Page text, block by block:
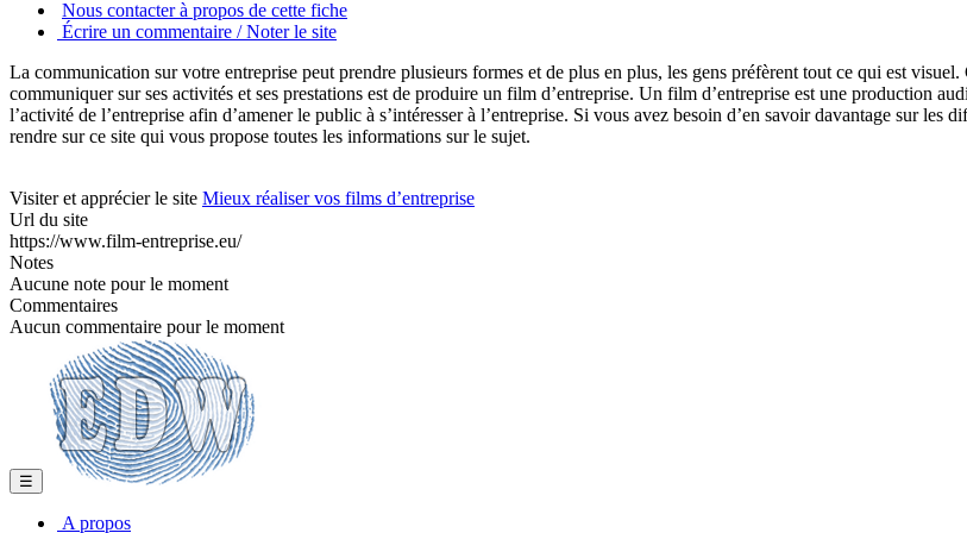
Nous contacter à propos de cette fiche
Écrire un commentaire / Noter le site
La communication sur votre entreprise peut prendre plusieurs formes et de plus en plus, les gens préfèrent tout ce qui est
communiquer sur ses activités et ses prestations est de produire un film d’entreprise. Un film d’entreprise est une production
l’activité de l’entreprise afin d’amener le public à s’intéresser à l’entreprise. Si vous avez besoin d’en savoir davantage sur
rendre sur ce site qui vous propose toutes les informations sur le sujet.
Visiter et apprécier le site Mieux réaliser vos films d’entreprise
Url du site
https://www.film-entreprise.eu/
Notes
Aucune note pour le moment
Commentaires
Aucun commentaire pour le moment
☰
A propos